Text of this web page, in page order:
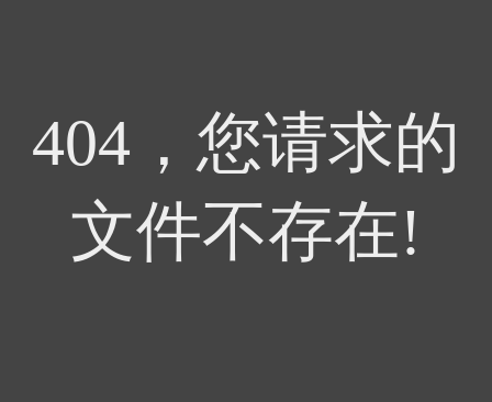
404，您请求的
文件不存在!